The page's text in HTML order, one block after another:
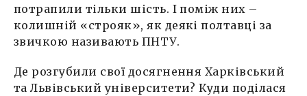
потрапили тільки шість. І поміж них –
колишній «строяк», як деякі полтавці за
звичкою називають ПНТУ.
Де розгубили свої досягнення Харківський
та Львівський університети? Куди поділася